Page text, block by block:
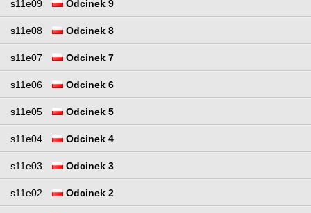
s11e09 Odcinek 9
s11e08 Odcinek 8
s11e07 Odcinek 7
s11e06 Odcinek 6
s11e05 Odcinek 5
s11e04 Odcinek 4
s11e03 Odcinek 3
s11e02 Odcinek 2